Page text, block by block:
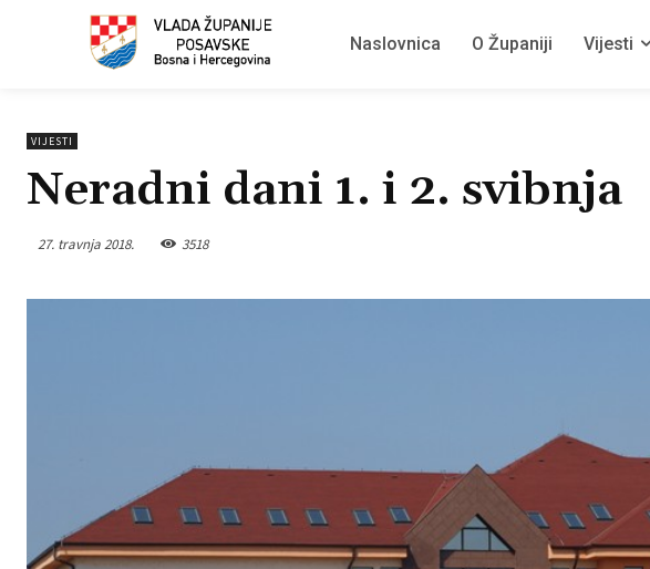
Naslovnica O Županiji Vijesti
VIJESTI
Neradni dani 1. i 2. svibnja
27. travnja 2018. 3518